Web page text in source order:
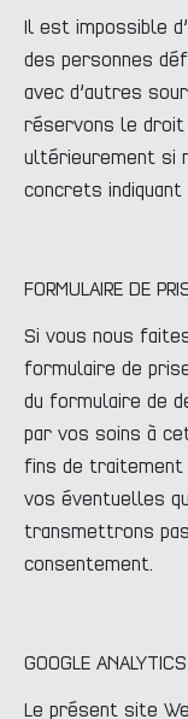
Il est impossible
des personnes
avec d’autres
réservons le droit
ultérieurement si
concrets
FORMULAIRE DE
Si vous nous
formulaire de
du formulaire de
par vos soins à
fins de traitement
vos éventuelles
transmettrons
consentement.
GOOGLE ANALYTICS
Le présent site